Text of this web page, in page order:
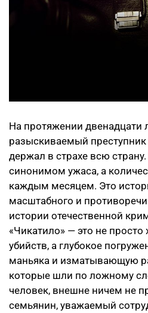
На протяжении двенадцати
разыскиваемый
держал в страхе всю
синонимом ужаса, а
каждым месяцем. Это
масштабного и
истории отечественной
«Чикатило» — это не просто
убийств, а глубокое
маньяка и изматывающую
которые шли по ложному
человек, внешне ничем не
семьянин, уважаемый